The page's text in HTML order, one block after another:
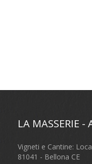
LA MASSERIE
Vigneti e Cantine:
81041 - Bellona CE